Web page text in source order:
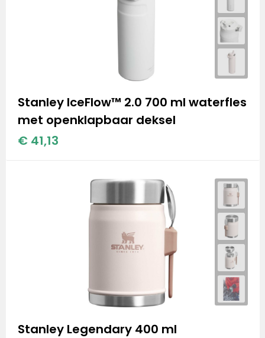
Stanley IceFlow™ 2.0 700 ml waterfles
met openklapbaar deksel
€ 41,13
Stanley Legendary 400 ml